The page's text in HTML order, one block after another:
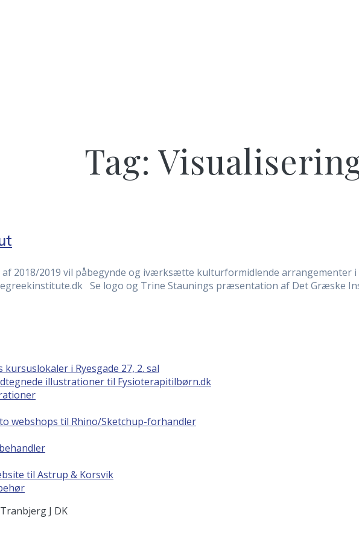
Tag:
2018/2019 vil påbegynde og iværksætte kulturformidlende arrangementer
Se logo og Trine Staunings præsentation af Det Græske
i Ryesgade 27, 2. sal
illustrationer til Fysioterapitilbørn.dk
webshops til Rhino/Sketchup-forhandler
til Astrup & Korsvik
J DK